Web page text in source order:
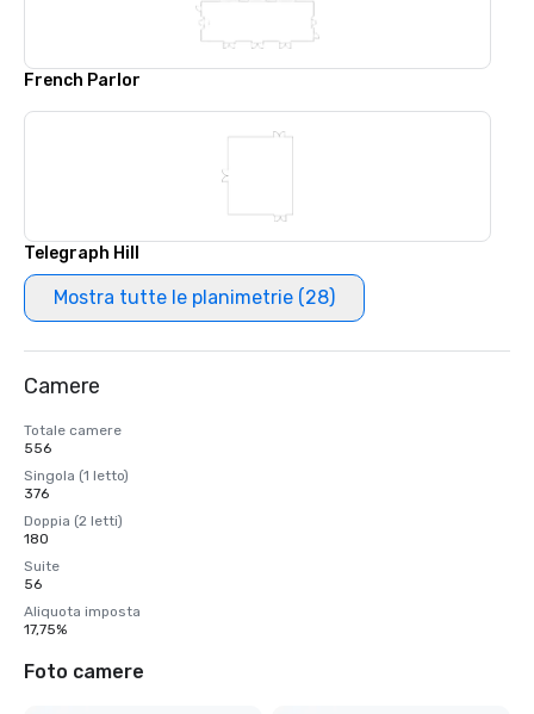
French Parlor
Telegraph Hill
Mostra tutte le planimetrie (28)
Camere
Totale camere
556
Singola (1 letto)
376
Doppia (2 letti)
180
Suite
56
Aliquota imposta
17,75%
Foto camere